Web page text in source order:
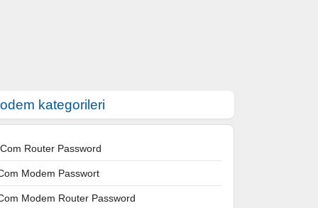
kategorileri
Router Password
Modem Passwort
Modem Router Password